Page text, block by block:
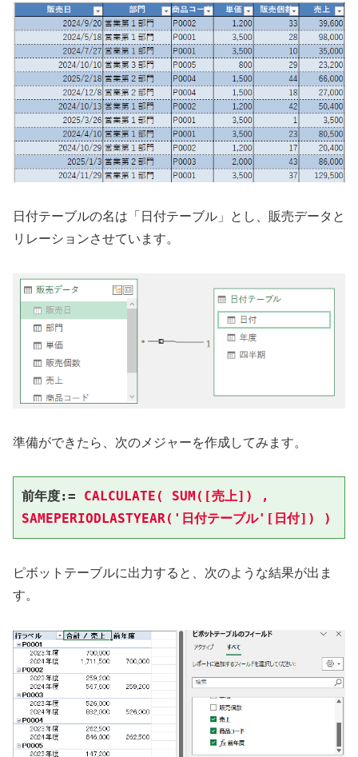
日付テーブルの名は「日付テーブル」とし、販売データと
リレーションさせています。
準備ができたら、次のメジャーを作成してみます。
前年度:= CALCULATE( SUM([売上]) ,
SAMEPERIODLASTYEAR('日付テーブル'[日付]) )
ピボットテーブルに出力すると、次のような結果が出ま
す。